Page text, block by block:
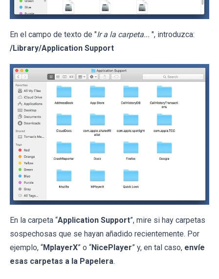
En el campo de texto de "Ir a la carpeta... ", introduzca:
/Library/Application Support
En la carpeta “Application Support”, mire si hay carpetas
sospechosas que se hayan añadido recientemente. Por
ejemplo, “MplayerX” o “NicePlayer” y, en tal caso, envíe
esas carpetas a la Papelera.